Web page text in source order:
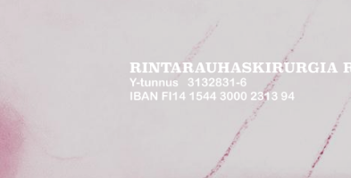
Rintarauhaskirurgia ry